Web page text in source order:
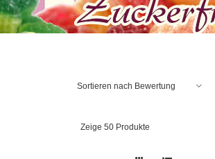
Sortieren nach Bewertung
Zeige 50 Produkte